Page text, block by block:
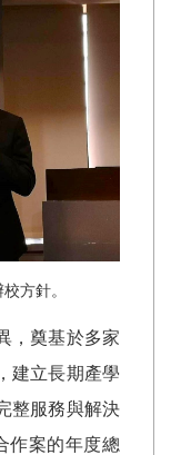
方針。
，奠基於多家
建立長期產學
整服務與解決
作案的年度總